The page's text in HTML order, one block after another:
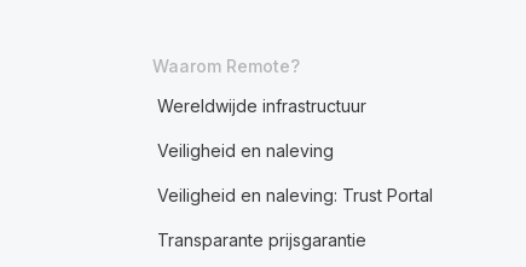
Waarom Remote?
Wereldwijde infrastructuur
Veiligheid en naleving
Veiligheid en naleving: Trust Portal
Transparante prijsgarantie